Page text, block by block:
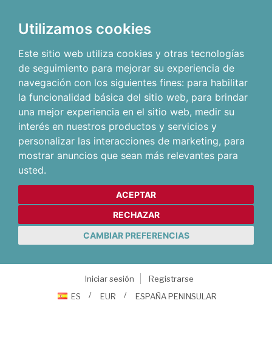
Utilizamos cookies
Este sitio web utiliza cookies y otras tecnologías
de seguimiento para mejorar su experiencia de
navegación con los siguientes fines: para habilitar
la funcionalidad básica del sitio web, para brindar
una mejor experiencia en el sitio web, medir su
interés en nuestros productos y servicios y
personalizar las interacciones de marketing, para
mostrar anuncios que sean más relevantes para
usted.
ACEPTAR
RECHAZAR
CAMBIAR PREFERENCIAS
Iniciar sesión
Registrarse
ES
EUR ESPAÑA PENINSULAR